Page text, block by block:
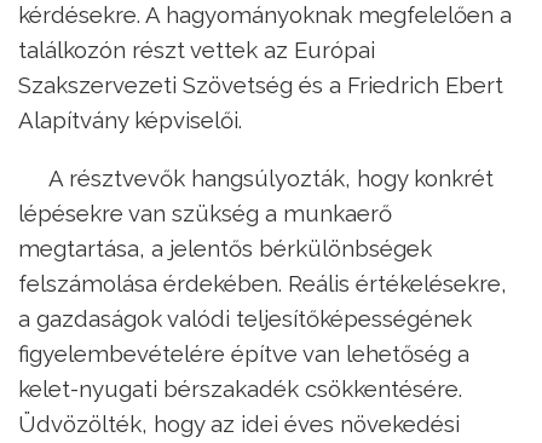
kérdésekre. A hagyományoknak megfelelően a
találkozón részt vettek az Európai
Szakszervezeti Szövetség és a Friedrich Ebert
Alapítvány képviselői.
A résztvevők hangsúlyozták, hogy konkrét
lépésekre van szükség a munkaerő
megtartása, a jelentős bérkülönbségek
felszámolása érdekében. Reális értékelésekre,
a gazdaságok valódi teljesítőképességének
figyelembevételére építve van lehetőség a
kelet-nyugati bérszakadék csökkentésére.
Üdvözölték, hogy az idei éves növekedési